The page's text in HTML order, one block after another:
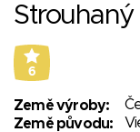
6
Země výroby:
Země původu: